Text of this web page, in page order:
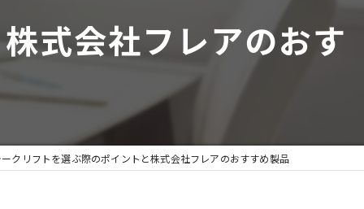
式会社フレアのおす
クリフトを選ぶ際のポイントと株式会社フレアのおすすめ製品